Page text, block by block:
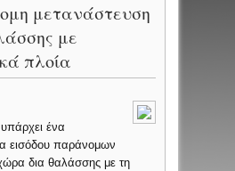
μετανάστευση
με
πλοία
ένα
εισόδου παράνομων
δια θαλάσσης με τη